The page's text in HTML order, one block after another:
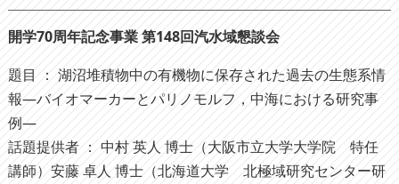
開学70周年記念事業 第148回汽水域懇談会
題目 ： 湖沼堆積物中の有機物に保存された過去の生態系情
報―バイオマーカーとパリノモルフ，中海における研究事
例―
話題提供者 ： 中村 英人 博士（大阪市立大学大学院 特任
講師）安藤 卓人 博士（北海道大学 北極域研究センター研